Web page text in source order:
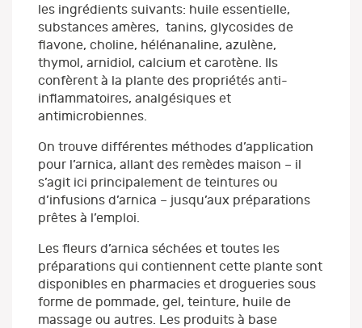
les ingrédients suivants: huile essentielle,
substances amères, tanins, glycosides de
flavone, choline, hélénanaline, azulène,
thymol, arnidiol, calcium et carotène. Ils
confèrent à la plante des propriétés anti-
inflammatoires, analgésiques et
antimicrobiennes.
On trouve différentes méthodes d’application
pour l’arnica, allant des remèdes maison – il
s’agit ici principalement de teintures ou
d’infusions d’arnica – jusqu’aux préparations
prêtes à l’emploi.
Les fleurs d’arnica séchées et toutes les
préparations qui contiennent cette plante sont
disponibles en pharmacies et drogueries sous
forme de pommade, gel, teinture, huile de
massage ou autres. Les produits à base